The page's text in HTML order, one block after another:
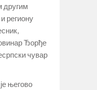
другим
региону
Ђорђе
чувар
његово